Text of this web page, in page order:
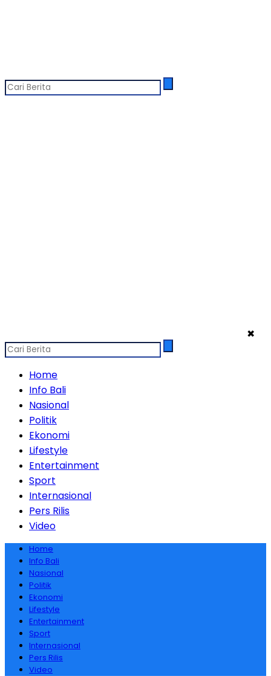
✖
Home
Info Bali
Nasional
Politik
Ekonomi
Lifestyle
Entertainment
Sport
Internasional
Pers Rilis
Video
Home
Info Bali
Nasional
Politik
Ekonomi
Lifestyle
Entertainment
Sport
Internasional
Pers Rilis
Video